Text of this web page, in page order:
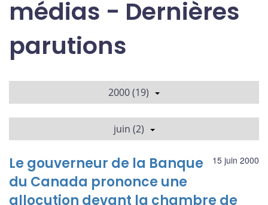
médias - Dernières
parutions
2000 (19)
juin (2)
15 juin 2000
Le gouverneur de la Banque
du Canada prononce une
allocution devant la chambre de